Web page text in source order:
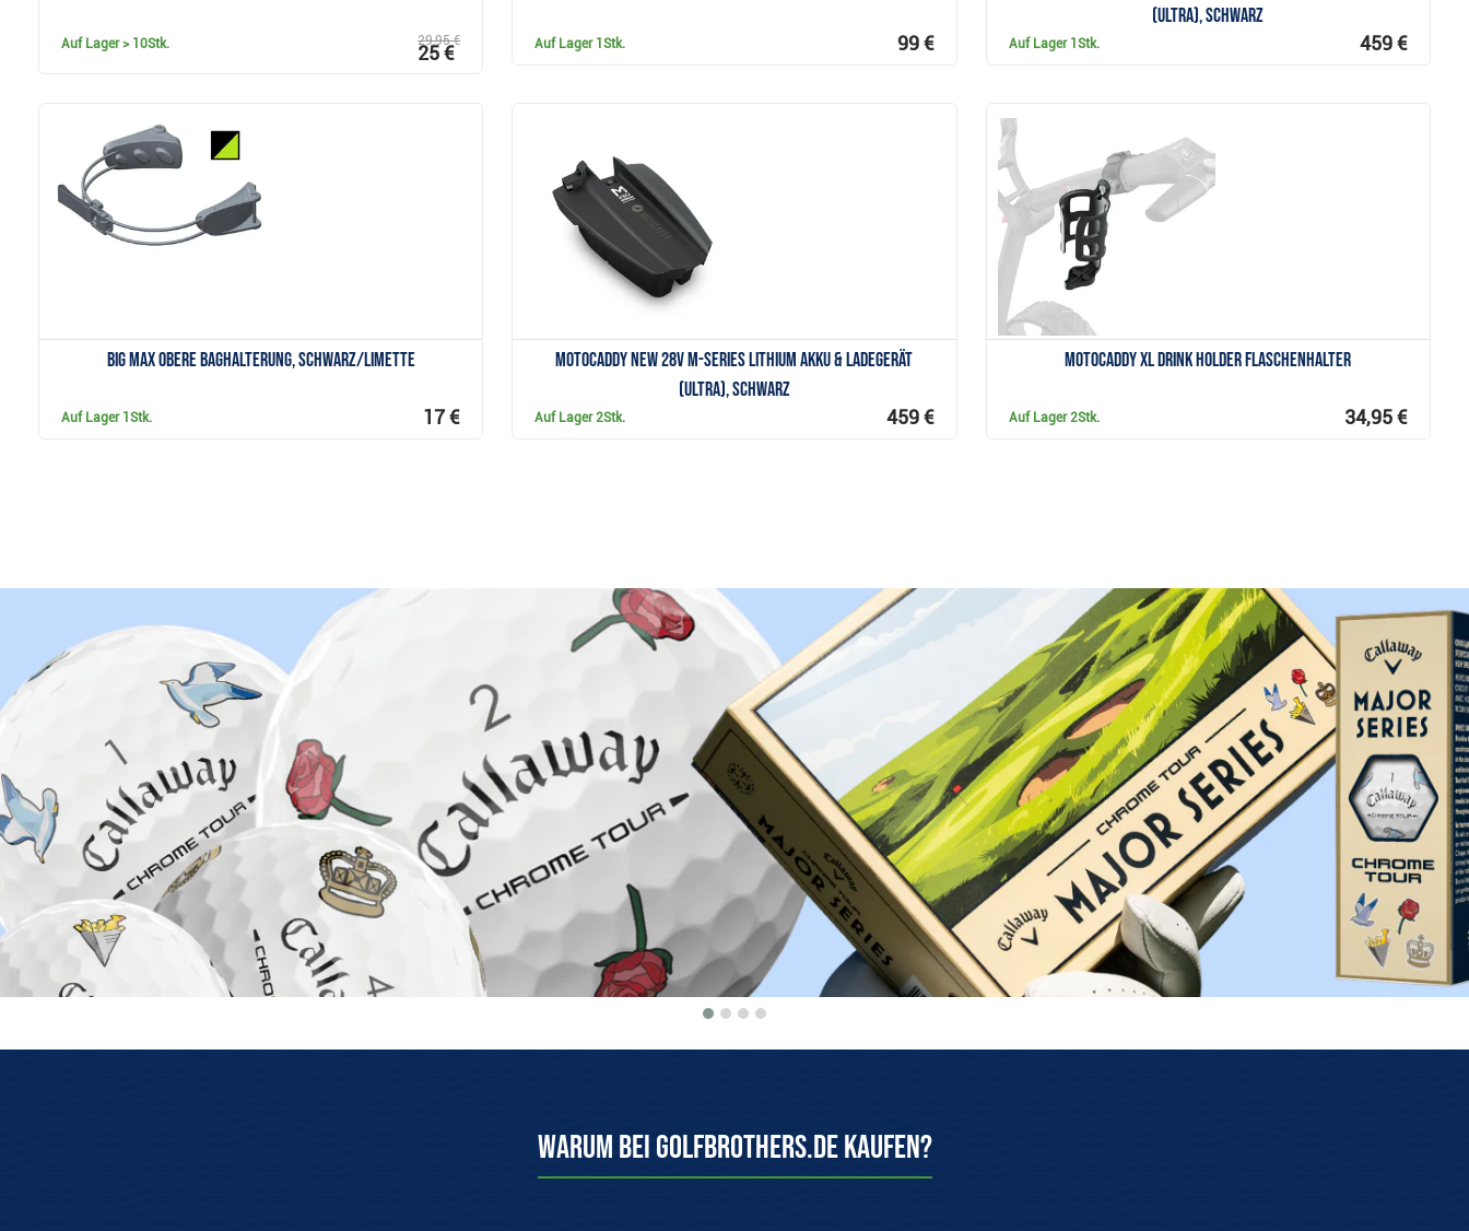
Auf Lager> 10Stk. 29,95 €
25 € Auf Lager 1Stk. 99 €
(ULTRA), schwarz
Auf Lager 1Stk. 459 €
Big Max Obere Baghalterung, schwarz/limette
Auf Lager 1Stk. 17 €
Anzeigen
Motocaddy NEW 28V M-Series Lithium Akku & Ladegerät
(ULTRA), schwarz
Auf Lager2Stk. 459 €
Motocaddy XL Drink Holder Flaschenhalter
Auf Lager2Stk. 34,95 €
Anzeigen
Warum bei Golfbrothers.de kaufen?
auf Lager ist wirklich auf Lager
Wir haben unsere eigenen Lager mit
Herkunftsgarantie
Wir bieten nur Originalware aus
100 Tage kostenlose Rückgabe
Einfach & kostenlos über das GLS
Schnelle Lieferung
Kostenloser Versand ab 69€